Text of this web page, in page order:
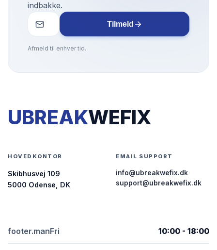
indbakke.
Tilmeld
Afmeld til enhver tid.
UBREAKWEFIX
HOVEDKONTOR
Skibhusvej 109
5000 Odense, DK
EMAIL SUPPORT
info@ubreakwefix.dk
support@ubreakwefix.dk
footer.manFri 10:00 - 18:00